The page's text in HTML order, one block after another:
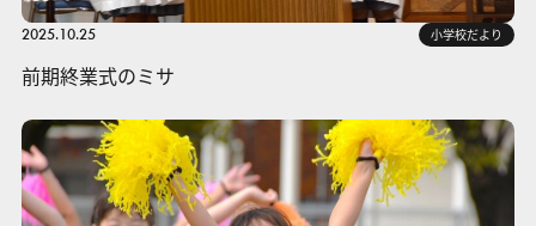
2025.10.25 小学校だより
前期終業式のミサ